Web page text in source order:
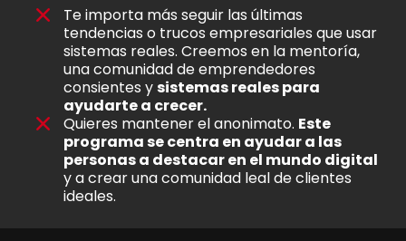
Te importa más seguir las últimas
tendencias o trucos empresariales que usar
sistemas reales. Creemos en la mentoría,
una comunidad de emprendedores
consientes ysistemas reales para
ayudarte a crecer.
Quieres mantener el anonimato. Este
programa se centra en ayudar a las
personas a destacar en el mundo digital
y a crear una comunidad leal de clientes
ideales.